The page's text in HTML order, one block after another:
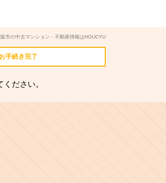
阪市の中古マンション・不動産情報はHOUCYU
お手続き完了
ださい。